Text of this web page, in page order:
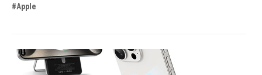
#Apple